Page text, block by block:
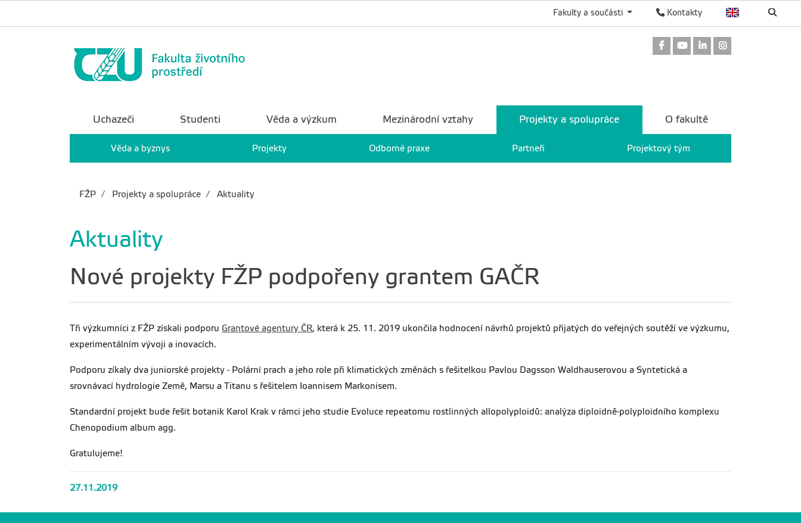
Kontakty
Fakulty a součásti
Odkaz na Facebook
Odkaz na Youtube
Odkaz na LinkedIn
Uchazeči Studenti Věda a výzkum Mezinárodní vztahy Projekty a spolupráce
Věda a byznys Projekty Odborné praxe Partneři Projektový tým
O fakultě
FŽP Projekty a spolupráce Aktuality
Aktuality
Nové projekty FŽP podpořeny grantem GAČR
Tři výzkumníci z FŽP získali podporu Grantové agentury ČR, která k 25. 11. 2019 ukončila hodnocení návrhů projektů přijatých do veřejných soutěží ve výzkumu,
experimentálním vývoji a inovacích.
Podporu zíkaly dva juniorské projekty - Polární prach a jeho role při klimatických změnách s řešitelkou Pavlou Dagsson Waldhauserovou a Syntetická a
srovnávací hydrologie Země, Marsu a Titanu s řešitelem Ioannisem Markonisem.
Standardní projekt bude řešit botanik Karol Krak v rámci jeho studie Evoluce repeatomu rostlinných allopolyploidů: analýza diploidně-polyploidního komplexu
Chenopodium album agg.
Gratulujeme!
27.11.2019